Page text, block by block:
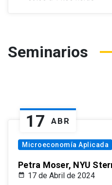
Seminarios
17 ABR
Microeconomía Aplicada
Petra Moser, NYU
17 de Abril de 2024